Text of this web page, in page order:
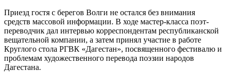
Приезд гостя с берегов Волги не остался без внимания
средств массовой информации. В ходе мастер-класса поэт-
переводчик дал интервью корреспондентам республиканской
вещательной компании, а затем принял участие в работе
Круглого стола РГВК «Дагестан», посвященного фестивалю и
проблемам художественного перевода поэзии народов
Дагестана.